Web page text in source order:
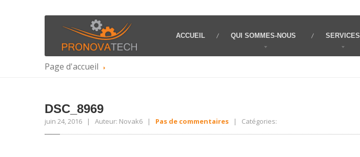
ACCUEIL QUI SOMMES-NOUS SERVICES
Page d'accueil
DSC_8969
juin 24, 2016 | Auteur: Novak6 | Pas de commentaires | Catégories: